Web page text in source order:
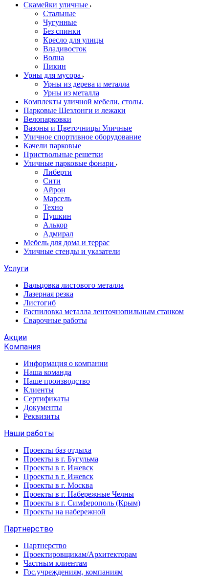
Скамейки уличные
Стальные
Чугунные
Без спинки
Кресло для улицы
Владивосток
Волна
Пикин
Урны для мусора
Урны из дерева и металла
Урны из металла
Комплекты уличной мебели, столы.
Парковые Шезлонги и лежаки
Велопарковки
Вазоны и Цветочницы Уличные
Уличное спортивное оборудование
Качели парковые
Приствольные решетки
Уличные парковые фонари
Либерти
Сити
Айрон
Марсель
Техно
Пушкин
Алькор
Адмирал
Мебель для дома и террас
Уличные стенды и указатели
Услуги
Вальцовка листового металла
Лазерная резка
Листогиб
Распиловка металла ленточнопильным станком
Сварочные работы
Акции
Компания
Информация о компании
Наша команда
Наше производство
Клиенты
Сертификаты
Документы
Реквизиты
Наши работы
Проекты баз отдыха
Проекты в г. Бугульма
Проекты в г. Ижевск
Проекты в г. Ижевск
Проекты в г. Москва
Проекты в г. Набережные Челны
Проекты в г. Симферополь (Крым)
Проекты на набережной
Партнерство
Партнерство
Проектировщикам/Архитекторам
Частным клиентам
Гос.учреждениям, компаниям